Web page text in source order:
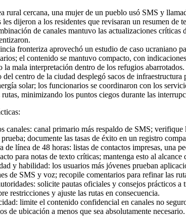
rural cercana, una mujer de un pueblo usó SMS y
les dijeron a los residentes que revisaran un resumen de
de canales mantuvo las actualizaciones críticas
fronteriza aprovechó un estudio de caso ucraniano
el contenido se mantuvo compacto, con
la mala interpretación dentro de los refugios abarrotados.
centro de la ciudad desplegó sacos de infraestructura
solar; los funcionarios se coordinaron con los
minimizando los puntos ciegos durante las
canales: canal primario más respaldo de SMS; verifique
documente las tasas de éxito en un registro
de línea de 48 horas: listas de contactos impresas, una
para notas de texto críticas; mantenga esto al alcance
y habilidad: los usuarios más jóvenes prueban
de SMS y voz; recopile comentarios para refinar las
solicite pautas oficiales y consejos prácticos a
restricciones y ajuste las rutas en consecuencia.
limite el contenido confidencial en canales no
de ubicación a menos que sea absolutamente necesario.